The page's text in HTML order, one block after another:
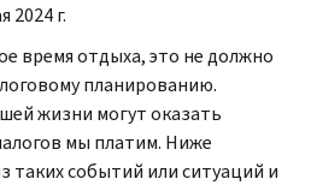
2024 г.
время отдыха, это не должно
планированию.
жизни могут оказать
мы платим. Ниже
таких событий или ситуаций и